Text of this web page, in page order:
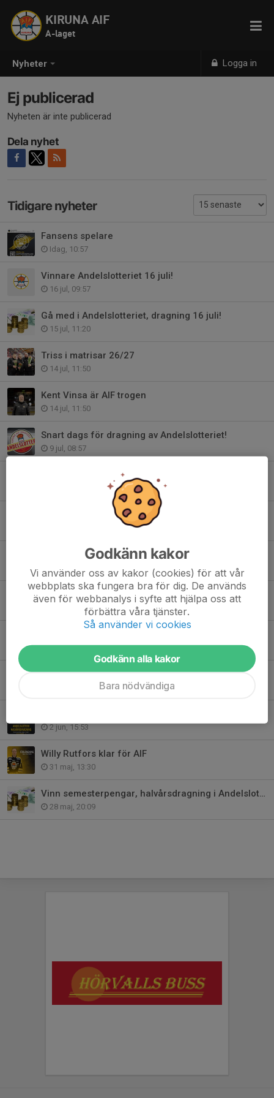
Nyheter Logga in
KIRUNA AIF
A-laget
Ej publicerad
Nyheten är inte publicerad
Dela nyhet
Tidigare nyheter
Fansens spelare
Idag, 10:57
Vinnare Andelslotteriet 16 juli!
16 jul, 09:57
Gå med i Andelslotteriet, dragning 16 juli!
15 jul, 11:20
Triss i matrisar 26/27
14 jul, 11:50
Kent Vinsa är AIF trogen
14 jul, 11:50
Snart dags för dragning av Andelslotteriet!
9 jul, 08:57
Eliasson klar för sin sjunde säsong
Roland ”Ostis” Eriksson 75 år
Österrikare till Kiruna AIF
11 jun, 12:30
Vinnare Andelslotteriet 9 juni!
9 jun, 16:10
4 jun, 16:46
Styrelsen säsongen 26/27
2 jun, 15:53
Willy Rutfors klar för AIF
31 maj, 13:30
Vinn semesterpengar, halvårsdragning i Andelslotteriet!
28 maj, 20:09
Godkänn kakor
Vi använder oss av kakor (cookies) för att vår
webbplats ska fungera bra för dig. De används
även för webbanalys i syfte att hjälpa oss att
förbättra våra tjänster.
Så använder vi cookies
Godkänn alla kakor
Bara nödvändiga